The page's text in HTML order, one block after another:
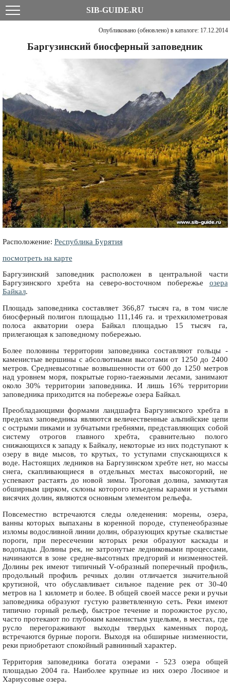
SIB-GUIDE.RU
Опубликовано (обновлено) в каталоге: 17.12.2014
Баргузинский биосферный заповедник
Расположение: Республика Бурятия
посмотреть на карте
Баргузинский заповедник расположен в центральной части
Баргузинского хребта на северо-восточном побережье озера
Байкал.
Площадь заповедника составляет 366,87 тысяч га, в том числе
биосферный полигон площадью 111,146 га. и трехкилометровая
полоса акватории озера Байкал площадью 15 тысяч га,
прилегающая к заповедному побережью.
Более половины территории заповедника составляют гольцы -
каменистые вершины с абсолютными высотами от 1250 до 2400
метров. Средневысотные возвышенности от 600 до 1250 метров
над уровнем моря, покрытые горно-таежными лесами, занимают
около 30% территории заповедника. И лишь 16% территории
заповедника приходится на побережье озера Байкал.
Преобладающими формами ландшафта Баргузинского хребта в
пределах заповедника являются величественные альпийские цепи
с острыми пиками и зубчатыми гребнями, представляющих собой
систему отрогов главного хребта, сравнительно полого
снижающихся к западу к Байкалу, некоторые из них подступают к
озеру в виде мысов, то крутых, то уступами спускающихся к
воде. Настоящих ледников на Баргузинском хребте нет, но массы
снега, скапливающиеся в отдельных местах высокогорий, не
успевают растаять до новой зимы. Троговая долина, замкнутая
обширным цирком, склоны которого изъедены карами и устьями
висячих долин, являются основным элементом рельефа.
Повсеместно встречаются следы оледенения: морены, озера,
ванны которых выпаханы в коренной породе, ступенеобразные
изломы водосливной линии долин, образующих крутые скалистые
пороги, при пересечении которых реки образуют каскады и
водопады. Долины рек, не затронутые ледниковыми процессами,
начинаются в зоне средне-высотных предгорий и низменностей.
Долины рек имеют типичный V-образный поперечный профиль,
продольный профиль речных долин отличается значительной
крутизной, что обуславливает сильное падение рек от 30-40
метров на 1 километр и более. В общей своей массе реки и ручьи
заповедника образуют густую разветвленную сеть. Реки имеют
типично горный рельеф, быстрое течение и порожистое русло,
часто протекают по глубоким каменистым ущельям, в местах, где
русло перегораживают выходы твердых каменных пород,
встречаются бурные пороги. Выходя на обширные низменности,
реки приобретают спокойный равнинный характер.
Территория заповедника богата озерами - 523 озера общей
площадью 2004 га. Наиболее крупные из них озеро Лосиное и
Хариусовые озера.